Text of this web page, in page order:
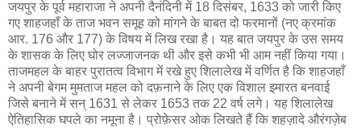
जयपुर के पूर्व महाराजा ने अपनी दैनंदिनी में 18 दिसंबर, 1633 को जारी किए
गए शाहजहाँ के ताज भवन समूह को मांगने के बाबत दो फरमानों (नए क्रमांक
आर. 176 और 177) के विषय में लिख रखा है। यह बात जयपुर के उस समय
के शासक के लिए घोर लज्जाजनक थी और इसे कभी भी आम नहीं किया गया।
ताजमहल के बाहर पुरातत्व विभाग में रखे हुए शिलालेख में वर्णित है कि शाहजहाँ
ने अपनी बेगम मुमताज महल को दफ़नाने के लिए एक विशाल इमारत बनवाई
जिसे बनाने में सन् 1631 से लेकर 1653 तक 22 वर्ष लगे। यह शिलालेख
ऐतिहासिक घपले का नमूना है। प्रोफ़ेसर ओक लिखते हैं कि शहज़ादे औरंगज़ेब